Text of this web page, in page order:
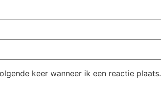
keer wanneer ik een reactie plaats.